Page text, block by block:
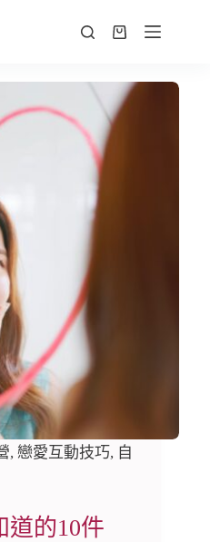
, 戀愛互動技巧, 自
道的10件